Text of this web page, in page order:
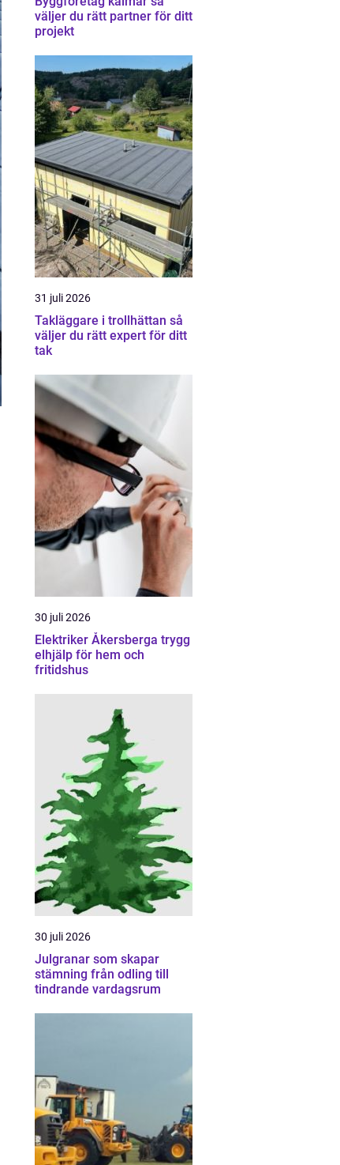
väljer du rätt partner för ditt
projekt
31 juli 2026
Takläggare i trollhättan så
väljer du rätt expert för ditt
tak
30 juli 2026
Elektriker Åkersberga trygg
elhjälp för hem och
fritidshus
30 juli 2026
Julgranar som skapar
stämning från odling till
tindrande vardagsrum